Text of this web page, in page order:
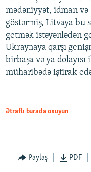
mədəniyyət, idman və
göstərmiş, Litvaya bu
getmək istəyənlədən
Ukraynaya qarşı
birbaşa və ya
müharibədə iştirak
Ətraflı burada oxuyun
Paylaş PDF